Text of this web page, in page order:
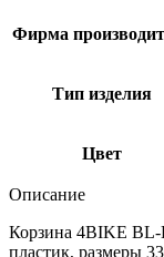
Фирма
Тип изделия
Цвет
Описание
Корзина 4BIKE BL-
пластик, размеры